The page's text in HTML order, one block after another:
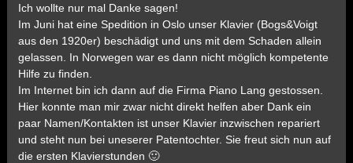
Ich wollte nur mal Danke sagen!
Im Juni hat eine Spedition in Oslo unser Klavier (Bogs&Voigt
aus den 1920er) beschädigt und uns mit dem Schaden allein
gelassen. In Norwegen war es dann nicht möglich kompetente
Hilfe zu finden.
Im Internet bin ich dann auf die Firma Piano Lang gestossen.
Hier konnte man mir zwar nicht direkt helfen aber Dank ein
paar Namen/Kontakten ist unser Klavier inzwischen repariert
und steht nun bei uneserer Patentochter. Sie freut sich nun auf
die ersten Klavierstunden 🙂